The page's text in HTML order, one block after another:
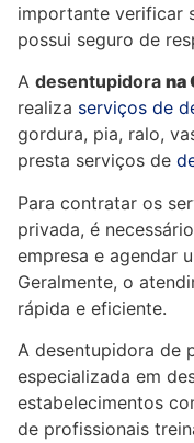
importante verificar
possui seguro de
A desentupidora na
realiza serviços de
gordura, pia, ralo,
presta serviços de
Para contratar os
privada, é
empresa e agendar
Geralmente, o
rápida e eficiente.
A desentupidora de
especializada em
estabelecimentos
de profissionais